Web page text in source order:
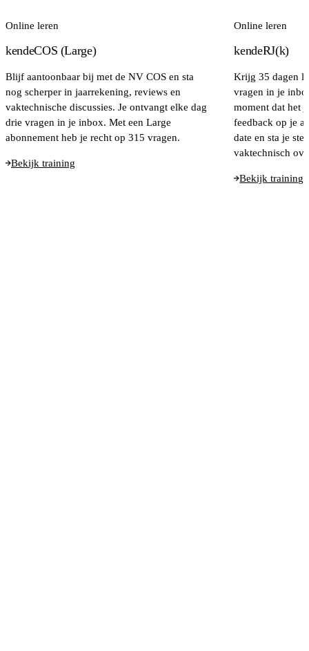
Online leren
kendeCOS (Large)
Blijf aantoonbaar bij met de NV COS en sta
nog scherper in jaarrekening, reviews en
vaktechnische discussies. Je ontvangt elke dag
drie vragen in je inbox. Met een Large
abonnement heb je recht op 315 vragen.
Bekijk training
Online leren
kendeRJ(k)
Krijg 35 dagen
vragen in je
moment dat het
feedback op je
date en sta je
vaktechnisch
Bekijk training